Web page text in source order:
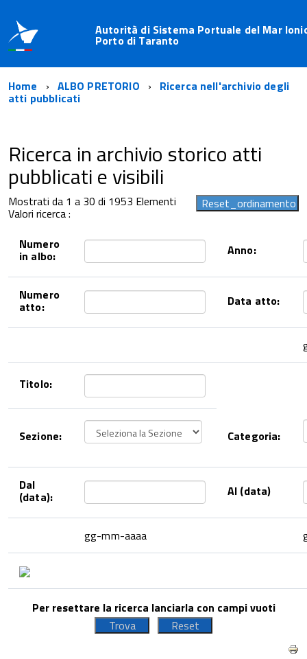
Autorità di Sistema Portuale del Mar
Porto di Taranto
Home ALBO PRETORIO Ricerca nell'archivio degli
atti pubblicati
Ricerca in archivio storico atti
pubblicati e visibili
Mostrati da 1 a 30 di 1953 Elementi
Valori ricerca :
Numero
in albo: Anno:
Numero
atto: Data atto:
Titolo:
Sezione: Categoria:
Dal
(data): Al (data)
gg-mm-aaaa
Per resettare la ricerca lanciarla con campi vuoti